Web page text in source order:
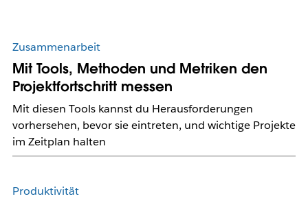
Zusammenarbeit
Mit Tools, Methoden und Metriken den
Projektfortschritt messen
Mit diesen Tools kannst du Herausforderungen
vorhersehen, bevor sie eintreten, und wichtige Projekte
im Zeitplan halten
Produktivität